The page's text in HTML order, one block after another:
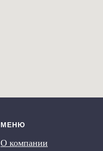
МЕНЮ
О компании